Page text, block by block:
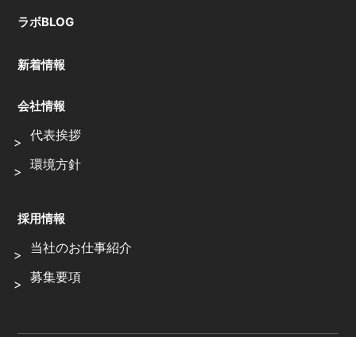
ラボBLOG
新着情報
会社情報
代表挨拶
環境方針
採用情報
当社のお仕事紹介
募集要項